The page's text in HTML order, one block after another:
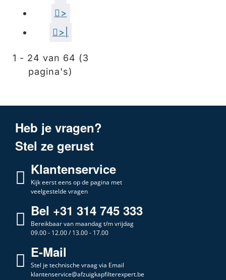
>
>|
1 - 24 van 64 (3
pagina's)
Heb je vragen?
Stel ze gerust
Klantenservice
Kijk eerst eens op de pagina met
veelgestelde vragen
Bel +31 314 745 333
Bereikbaar van maandag t/m vrijdag
09.00 - 12.00 / 13.00 - 17.00
E-Mail
Stel je technische vraag via Email
klantenservice@afzuigkapfilterexpert.be